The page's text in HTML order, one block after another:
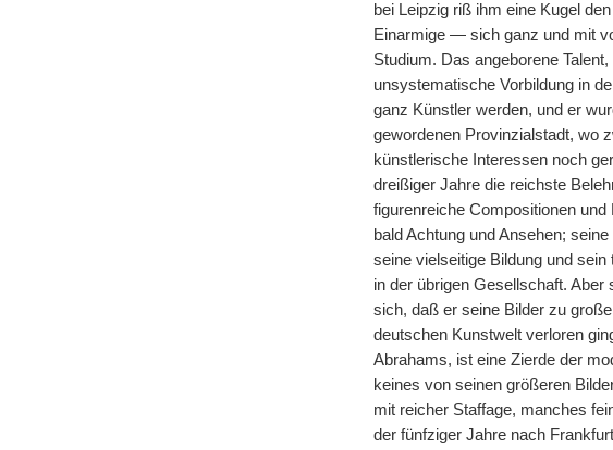
bei Leipzig riß ihm eine Kugel
Einarmige — sich ganz und mit
Studium. Das angeborene
unsystematische Vorbildung in
ganz Künstler werden, und er
gewordenen Provinzialstadt, wo
künstlerische Interessen noch
dreißiger Jahre die reichste
figurenreiche Compositionen
bald Achtung und Ansehen;
seine vielseitige Bildung und
in der übrigen Gesellschaft.
sich, daß er seine Bilder zu
deutschen Kunstwelt verloren
Abrahams, ist eine Zierde der
keines von seinen größeren
mit reicher Staffage, manches
der fünfziger Jahre nach